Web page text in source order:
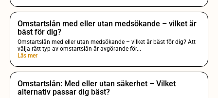
Omstartslån med eller utan medsökande – vilket är
bäst för dig?
Omstartslån med eller utan medsökande – vilket är bäst för dig? Att
välja rätt typ av omstartslån är avgörande för...
Läs mer
Omstartslån: Med eller utan säkerhet – Vilket
alternativ passar dig bäst?